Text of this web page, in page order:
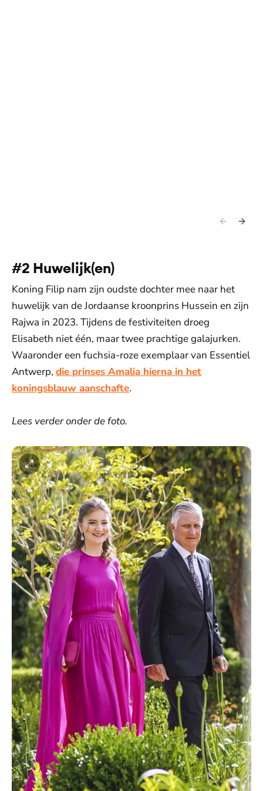
#2 Huwelijk(en)
Koning Filip nam zijn oudste dochter mee naar het
huwelijk van de Jordaanse kroonprins Hussein en zijn
Rajwa in 2023. Tijdens de festiviteiten droeg
Elisabeth niet één, maar twee prachtige galajurken.
Waaronder een fuchsia-roze exemplaar van Essentiel
Antwerp, die prinses Amalia hierna in het
koningsblauw aanschafte.
Lees verder onder de foto.